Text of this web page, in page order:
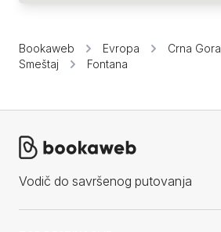
Bookaweb Evropa Crna Gora
Smeštaj
Fontana
Vodič do savršenog putovanja